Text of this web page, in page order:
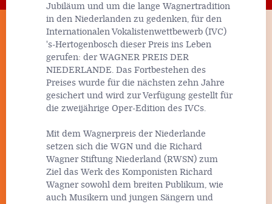
Jubiläum und um die lange Wagnertradition
in den Niederlanden zu gedenken, für den
Internationalen Vokalistenwettbewerb (IVC)
's-Hertogenbosch dieser Preis ins Leben
gerufen: der WAGNER PREIS DER
NIEDERLANDE. Das Fortbestehen des
Preises wurde für die nächsten zehn Jahre
gesichert und wird zur Verfügung gestellt für
die zweijährige Oper-Edition des IVCs.
Mit dem Wagnerpreis der Niederlande
setzen sich die WGN und die Richard
Wagner Stiftung Niederland (RWSN) zum
Ziel das Werk des Komponisten Richard
Wagner sowohl dem breiten Publikum, wie
auch Musikern und jungen Sängern und